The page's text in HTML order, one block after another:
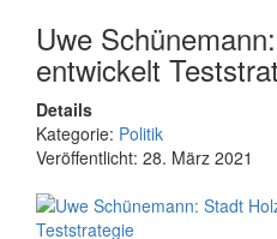
Uwe
entwickelt
Details
Kategorie: Politik
Veröffentlicht: 28. März 2021